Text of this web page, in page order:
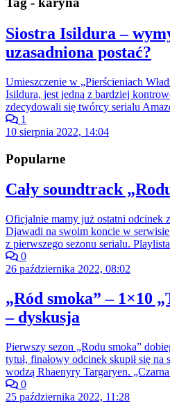
Siostra Isildura –
uzasadniona postać?
Umieszczenie w „Pierścieniach
Isildura, jest jedną z bardziej
zdecydowali się twórcy serialu
1
10 sierpnia 2022, 14:04
Popularne
Cały soundtrack
Oficjalnie mamy już ostatni odcinek
Djawadi na swoim koncie w
z pierwszego sezonu serialu.
0
26 października 2022, 08:02
„Ród smoka” – 1×10
– dyskusja
Pierwszy sezon „Rodu smoka”
tytuł, finałowy odcinek skupił się
wodzą Rhaenyry Targaryen.
0
25 października 2022, 11:28